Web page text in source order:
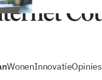
WonenInnovatieOpinies